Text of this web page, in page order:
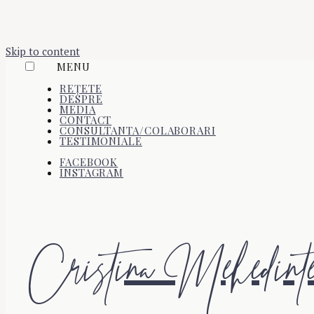
Skip to content
MENU
REȚETE
DESPRE
MEDIA
CONTACT
CONSULTANTA/COLABORARI
TESTIMONIALE
FACEBOOK
INSTAGRAM
Cristina